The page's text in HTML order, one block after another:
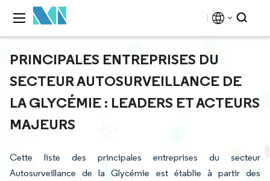
PRINCIPALES ENTREPRISES DU
SECTEUR AUTOSURVEILLANCE DE
LA GLYCÉMIE : LEADERS ET ACTEURS
MAJEURS
Cette liste des principales entreprises du secteur
Autosurveillance de la Glycémie est établie à partir des